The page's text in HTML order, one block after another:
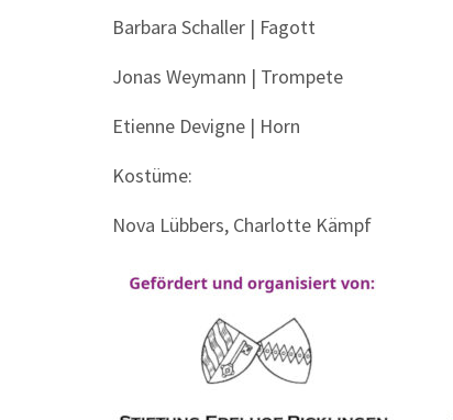
Barbara Schaller | Fagott
Jonas Weymann | Trompete
Etienne Devigne | Horn
Kostüme:
Nova Lübbers, Charlotte Kämpf